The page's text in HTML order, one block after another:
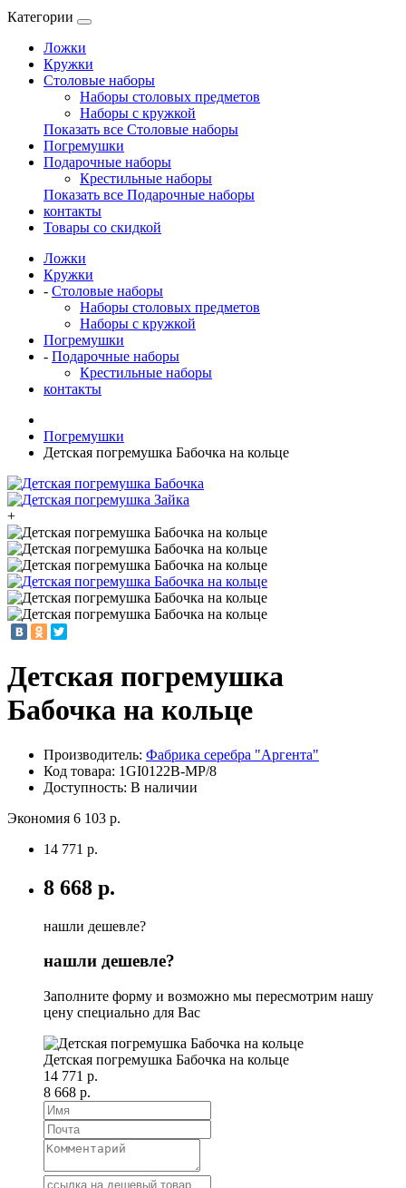
Категории
Ложки
Кружки
Столовые наборы
Наборы столовых предметов
Наборы с кружкой
Показать все Столовые наборы
Погремушки
Подарочные наборы
Крестильные наборы
Показать все Подарочные наборы
контакты
Товары со скидкой
Ложки
Кружки
- Столовые наборы
Наборы столовых предметов
Наборы с кружкой
Погремушки
- Подарочные наборы
Крестильные наборы
контакты
Погремушки
Детская погремушка Бабочка на кольце
+
Детская погремушка
Бабочка на кольце
Производитель: Фабрика серебра "Аргента"
Код товара: 1GI0122B-MP/8
Доступность: В наличии
Экономия 6 103 р.
14 771 р.
8 668 р.
нашли дешевле?
нашли дешевле?
Заполните форму и возможно мы пересмотрим нашу
цену специально для Вас
Детская погремушка Бабочка на кольце
14 771 р.
8 668 р.